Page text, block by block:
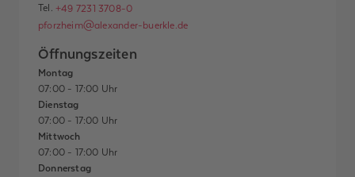
Tel.+49 7231 3708-0
pforzheim@alexander-buerkle.de
Öffnungszeiten
Montag
07:00 - 17:00 Uhr
Dienstag
07:00 - 17:00 Uhr
Mittwoch
07:00 - 17:00 Uhr
Donnerstag